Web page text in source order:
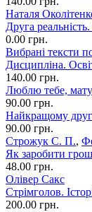
Наталя
Друга
0.00 грн.
Вибрані тексти
Дисципліна.
140.00 грн.
Люблю тебе,
90.00 грн.
Найкращому
90.00 грн.
Строжук С. П.,
Як заробити
48.00 грн.
Олівер Сакс
Стрімголов.
200.00 грн.